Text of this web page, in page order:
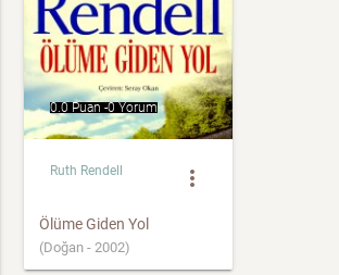
0.0 Puan -0 Yorum
Ruth Rendell more_vert
Ölüme Giden Yol
(Doğan - 2002)